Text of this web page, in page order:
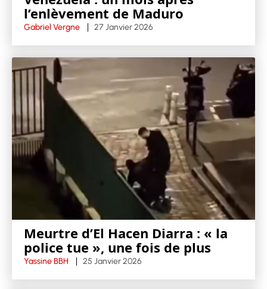
l’enlèvement de Maduro
Gabriel Vergne 27 Janvier 2026
Meurtre d’El Hacen Diarra : « la
police tue », une fois de plus
Yassine BBH 25 Janvier 2026